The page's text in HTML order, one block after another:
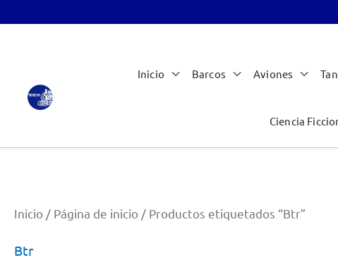
contenido
Inicio Barcos Aviones
Ciencia
Inicio / Página de inicio / Productos etiquetados “Btr”
Btr